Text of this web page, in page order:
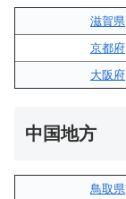
滋賀県
京都府
大阪府
中国地方
鳥取県